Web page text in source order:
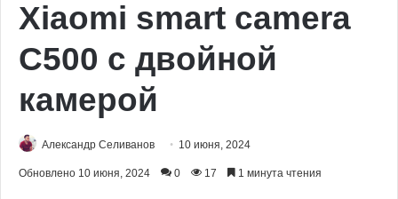
Xiaomi smart camera
C500 с двойной
камерой
Александр Селиванов 10 июня, 2024
Обновлено 10 июня, 2024 0 17 1 минута чтения